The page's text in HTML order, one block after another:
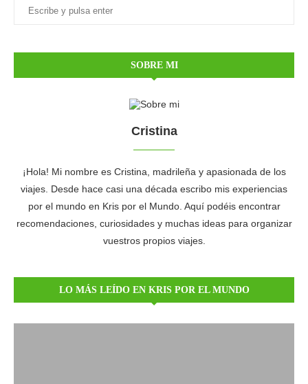
SOBRE MI
Cristina
¡Hola! Mi nombre es Cristina, madrileña y apasionada de los
viajes. Desde hace casi una década escribo mis experiencias
por el mundo en Kris por el Mundo. Aquí podéis encontrar
recomendaciones, curiosidades y muchas ideas para organizar
vuestros propios viajes.
LO MÁS LEÍDO EN KRIS POR EL MUNDO